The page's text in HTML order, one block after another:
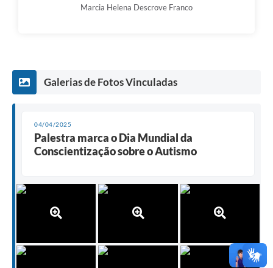
Marcia Helena Descrove Franco
Galerias de Fotos Vinculadas
04/04/2025
Palestra marca o Dia Mundial da
Conscientização sobre o Autismo